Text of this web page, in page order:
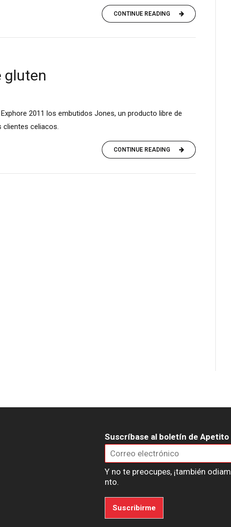
CONTINUE READING
gluten
2011 los embutidos Jones, un producto libre de
clientes celiacos.
CONTINUE READING
Suscríbase al boletín de Apetito
Y no te preocupes, ¡también
nto.
Suscribirme